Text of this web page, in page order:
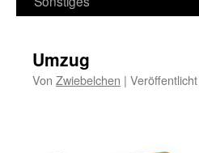
Umzug
Von Zwiebelchen | Veröffentlicht